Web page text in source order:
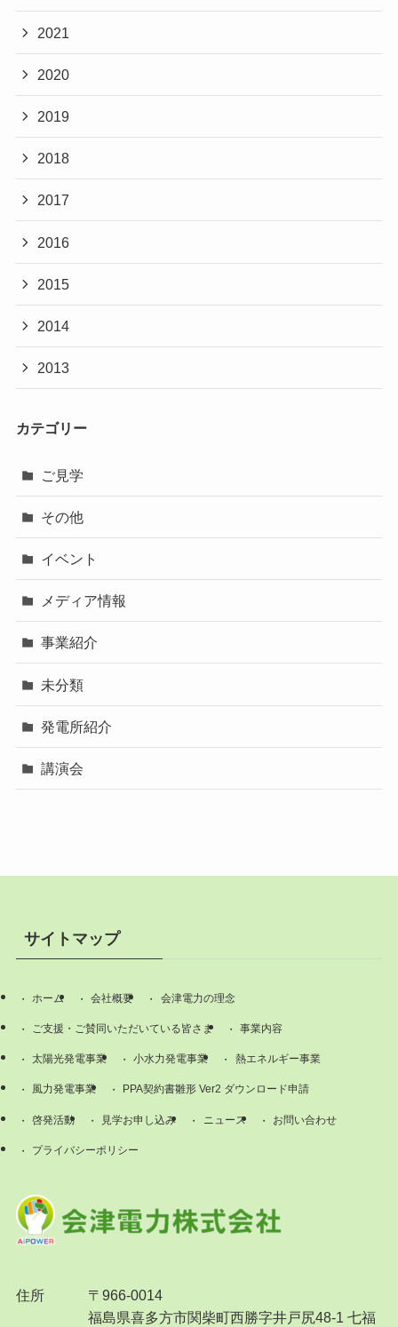
2021
2020
2019
2018
2017
2016
2015
2014
2013
カテゴリー
ご見学
その他
イベント
メディア情報
事業紹介
未分類
発電所紹介
講演会
住所
〒966-0014
福島県喜多方市関柴町西勝字井戸尻48-1 七福
サイトマップ
ホーム 会社概要 会津電力の理念
ご支援・ご賛同いただいている皆さま 事業内容
太陽光発電事業 小水力発電事業 熱エネルギー事業
風力発電事業 PPA契約書雛形 Ver2 ダウンロード申請
啓発活動 見学お申し込み ニュース お問い合わせ
プライバシーポリシー